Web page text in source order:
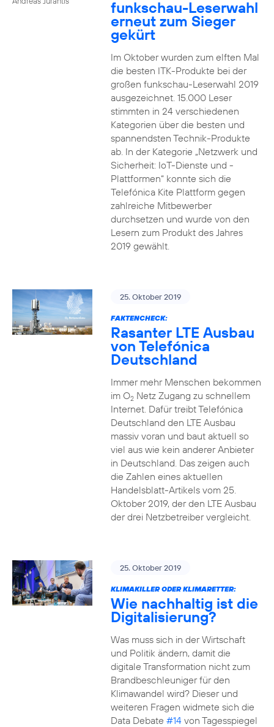
funkschau-Leserwahl
erneut zum Sieger
gekürt
Im Oktober wurden zum elften Mal
die besten ITK-Produkte bei der
großen funkschau-Leserwahl 2019
ausgezeichnet. 15.000 Leser
stimmten in 24 verschiedenen
Kategorien über die besten und
spannendsten Technik-Produkte
ab. In der Kategorie „Netzwerk und
Sicherheit: IoT-Dienste und -
Plattformen“ konnte sich die
Telefónica Kite Plattform gegen
zahlreiche Mitbewerber
durchsetzen und wurde von den
Lesern zum Produkt des Jahres
2019 gewählt.
25. Oktober 2019
FAKTENCHECK:
Rasanter LTE Ausbau
von Telefónica
Deutschland
Immer mehr Menschen bekommen
im O2Netz Zugang zu schnellem
Internet. Dafür treibt Telefónica
Deutschland den LTE Ausbau
massiv voran und baut aktuell so
viel aus wie kein anderer Anbieter
in Deutschland. Das zeigen auch
die Zahlen eines aktuellen
Handelsblatt-Artikels vom 25.
Oktober 2019, der den LTE Ausbau
der drei Netzbetreiber vergleicht.
25. Oktober 2019
KLIMAKILLER ODER KLIMARETTER:
Wie nachhaltig ist die
Digitalisierung?
Was muss sich in der Wirtschaft
und Politik ändern, damit die
digitale Transformation nicht zum
Brandbeschleuniger für den
Klimawandel wird? Dieser und
weiteren Fragen widmete sich die
Data Debate #14von Tagesspiegel